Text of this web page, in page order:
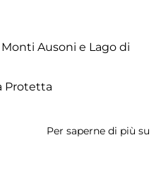
Ausoni e Lago di
Protetta
Per saperne di più su